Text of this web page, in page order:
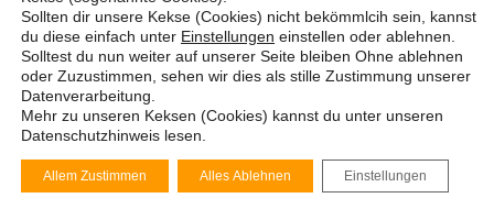
Sollten dir unsere Kekse (Cookies) nicht bekömmlcih sein, kannst
du diese einfach unter Einstellungen einstellen oder ablehnen.
Solltest du nun weiter auf unserer Seite bleiben Ohne ablehnen
oder Zuzustimmen, sehen wir dies als stille Zustimmung unserer
Datenverarbeitung.
Mehr zu unseren Keksen (Cookies) kannst du unter unseren
Datenschutzhinweis lesen.
Allem Zustimmen Alles Ablehnen Einstellungen